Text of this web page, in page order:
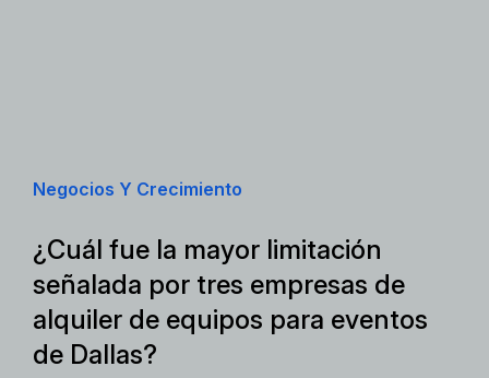
Negocios Y Crecimiento
¿Cuál fue la mayor limitación
señalada por tres empresas de
alquiler de equipos para eventos
de Dallas?